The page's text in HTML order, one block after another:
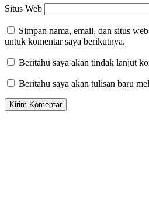
Situs Web
Simpan nama, email, dan situs
untuk komentar saya berikutnya.
Beritahu saya akan tindak lanjut
Beritahu saya akan tulisan baru